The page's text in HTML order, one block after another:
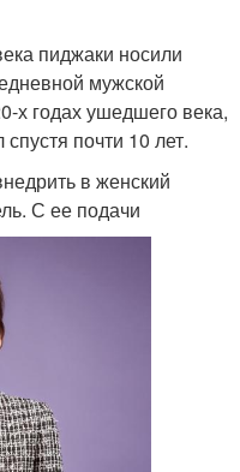
пиджаки носили
мужской
х годах ушедшего века,
почти 10 лет.
в женский
С ее подачи